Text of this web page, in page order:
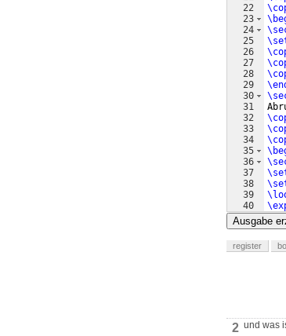
22
23
24
25
26
27
28
29
30
31
32
33
34
35
36
37
38
39
40
41
Ausgabe
register
2 und was